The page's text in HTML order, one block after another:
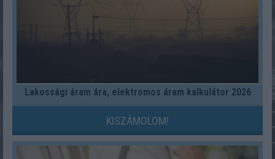
Lakossági áram ára, elektromos áram kalkulátor 2026
KISZÁMOLOM!